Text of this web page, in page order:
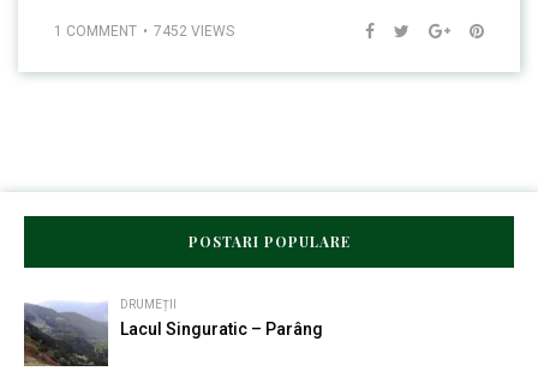
1 COMMENT 7452 VIEWS
POSTARI POPULARE
DRUMEȚII
Lacul Singuratic – Parâng